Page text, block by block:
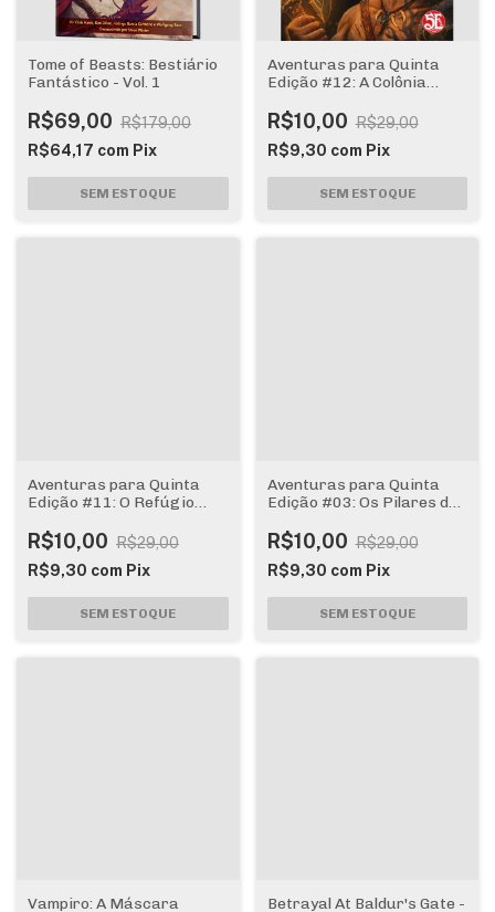
Tome of Beasts: Bestiário
Fantástico - Vol. 1
R$69,00 R$179,00
R$64,17 com Pix
Aventuras para Quinta
Edição #12: A Colônia
R$10,00 R$29,00
R$9,30 com Pix
Aventuras para Quinta
Edição #11: O Refúgio
R$10,00 R$29,00
R$9,30 com Pix
Aventuras para Quinta
Edição #03: Os Pilares de
R$10,00 R$29,00
R$9,30 com Pix
Vampiro: A Máscara Betrayal At Baldur's Gate -